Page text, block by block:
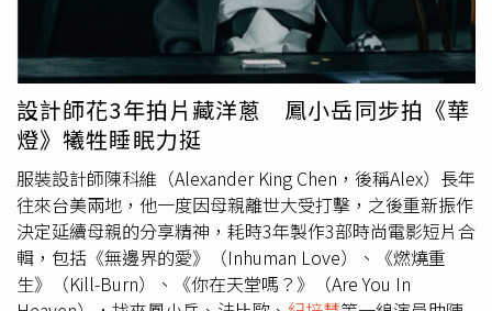
上演人肉生魚片挑戰感官刺激。（圖／Alexander King
Chen 提供）片中的他，被 紀培慧和懷秋逼著加入吃生人肉
的行列。他透露演員間的互動，都是現場討論而來的，雖然
有一部分被剪掉了，但他還是覺得可以這樣即興創作非常有
趣。印象最深刻的則是從服裝、道具、造型都相當精緻，好
比知道不是真的人肉，他也直呼：「很逼真，視覺上很衝
擊。」不過紀培慧 倒是說：「那是超市買來的火腿，其實滿
好吃的，尤其是拍到最後，很累很想吃宵夜的」，笑說自己
樂在其中。而Alex也為了《Are You in Heaven你在天堂
嗎？》設計了12套造型，融入東方元素、歐洲軍裝及未來感
等理念，光是鳳小岳的手套，就花上112小時製作。工作人
設計師花3年拍片藏洋蔥 鳳小岳同步拍《華
燈》犧牲睡眠力挺
服裝設計師陳科維（Alexander King Chen，後稱Alex）長年
往來台美兩地，他一度因母親離世大受打擊，之後重新振作
決定延續母親的分享精神，耗時3年製作3部時尚電影短片合
輯，包括《無邊界的愛》（Inhuman Love）、《燃燒重
生》（Kill-Burn）、《你在天堂嗎？》（Are You In